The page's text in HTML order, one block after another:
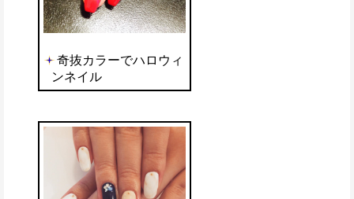
奇抜カラーでハロウィ
ンネイル